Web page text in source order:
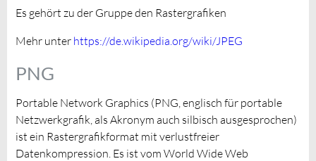
Es gehört zu der Gruppe den Rastergrafiken
Mehr unter https://de.wikipedia.org/wiki/JPEG
PNG
Portable Network Graphics (PNG, englisch für portable
Netzwerkgrafik, als Akronym auch silbisch ausgesprochen)
ist ein Rastergrafikformat mit verlustfreier
Datenkompression. Es ist vom World Wide Web